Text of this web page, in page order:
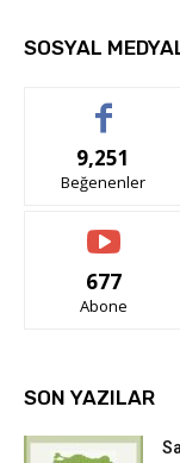
SOSYAL
9,251
Beğenenler
677
Abone
SON YAZILAR